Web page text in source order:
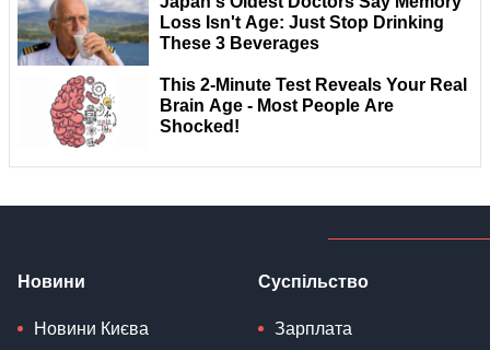
Новини
Новини Києва
Суспільство
Зарплата